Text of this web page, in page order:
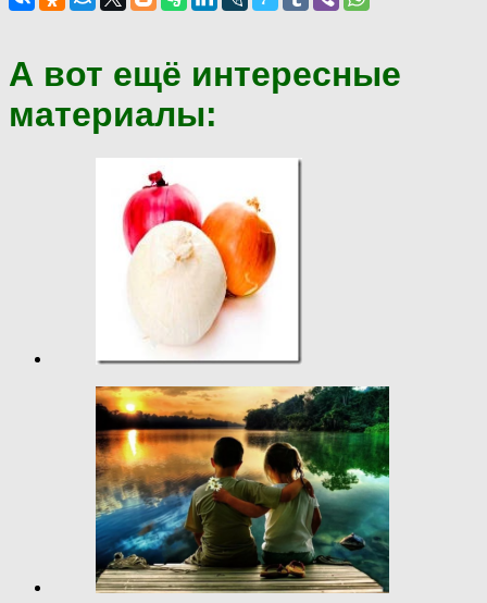
А вот ещё интересные
материалы: